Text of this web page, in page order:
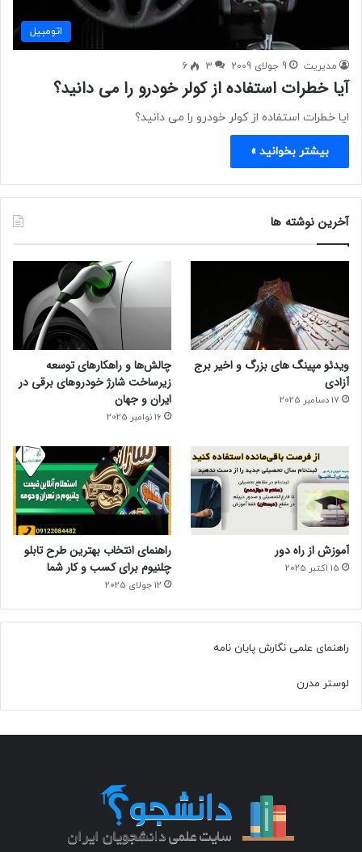
اتومبیل
مدیریت 9 جولای 2009 3
6
آیا خطرات استفاده از کولر خودرو را می دانید؟
ایا خطرات استفاده از کولر خودرو را می دانید؟
بیشتر بخوانید »
آخرین نوشته ها
ویدئو مپینگ های بزرگ و اخیر برج
آزادی
17 دسامبر 2025
چالش‌ها و راهکارهای توسعه
زیرساخت شارژ خودروهای برقی در
ایران و جهان
16 نوامبر 2025
آموزش از راه دور
15 اکتبر 2025
راهنمای انتخاب بهترین طرح تابلو
چلنیوم برای کسب و کار شما
12 جولای 2025
راهنمای علمی نگارش پایان نامه
لوستر مدرن